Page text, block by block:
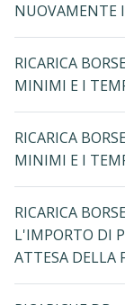
NUOVAMENTE
RICARICA
MINIMI E I
RICARICA
MINIMI E I
RICARICA
L'IMPORTO DI
ATTESA DELLA